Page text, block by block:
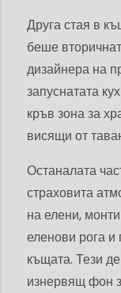
Друга стая в
беше
дизайнера на
запуснатата
кръв зона за
висящи от
Останалата
страховита
на елени,
еленови рога и
къщата. Тези
изнервящ фон